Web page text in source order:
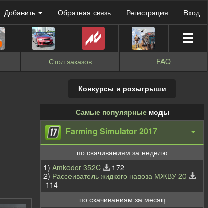
Добавить Обратная связь Регистрация Вход
Стол заказов FAQ
Конкурсы и розыгрыши
Самые популярныемоды
Farming Simulator 2017
по скачиваниям за неделю
1) Amkodor 352C
172
2) Рассеиватель жидкого навоза МЖВУ 20
114
по скачиваниям за месяц